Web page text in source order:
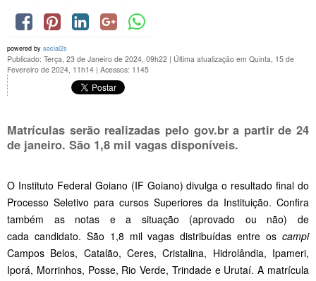
powered by social2s
Publicado: Terça, 23 de Janeiro de 2024, 09h22 | Última atualização em Quinta, 15 de
Fevereiro de 2024, 11h14 | Acessos: 1145
Matrículas serão realizadas pelo gov.br a partir de 24
de janeiro. São 1,8 mil vagas disponíveis.
O Instituto Federal Goiano (IF Goiano) divulga o resultado final do
Processo Seletivo para cursos Superiores da Instituição. Confira
também as notas e a situação (aprovado ou não) de
cada candidato. São 1,8 mil vagas distribuídas entre os campi
Campos Belos, Catalão, Ceres, Cristalina, Hidrolândia, Ipameri,
Iporá, Morrinhos, Posse, Rio Verde, Trindade e Urutaí. A matrícula